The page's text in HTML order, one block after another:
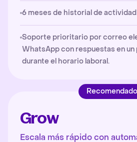
6 meses de historial de
Soporte prioritario por correo
WhatsApp con respuestas en un
durante el horario laboral.
Recomendado
Grow
Escala más rápido con